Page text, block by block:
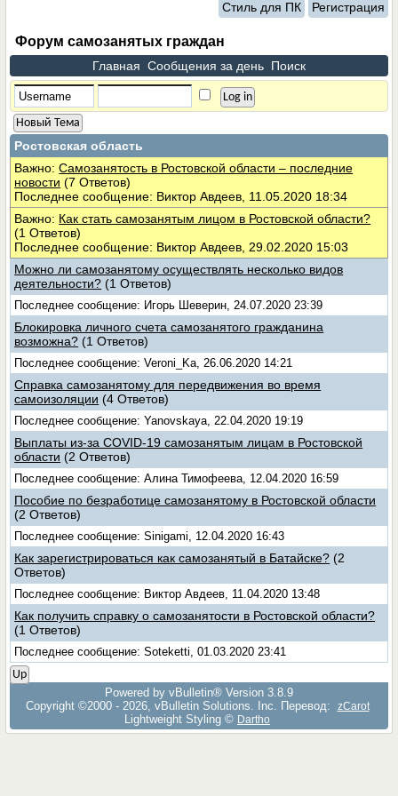
Стиль для ПК Регистрация
Форум самозанятых граждан
Главная Сообщения за день Поиск
Новый Тема
Ростовская область
Важно:Самозанятость в Ростовской области – последние
новости (7 Ответов)
Последнее сообщение: Виктор Авдеев, 11.05.2020 18:34
Важно: Как стать самозанятым лицом в Ростовской области?
(1 Ответов)
Последнее сообщение: Виктор Авдеев, 29.02.2020 15:03
Можно ли самозанятому осуществлять несколько видов
деятельности? (1 Ответов)
Последнее сообщение: Игорь Шеверин, 24.07.2020 23:39
Блокировка личного счета самозанятого гражданина
возможна? (1 Ответов)
Последнее сообщение: Veroni_Ka, 26.06.2020 14:21
Справка самозанятому для передвижения во время
самоизоляции (4 Ответов)
Последнее сообщение: Yanovskaya, 22.04.2020 19:19
Выплаты из-за COVID-19 самозанятым лицам в Ростовской
области (2 Ответов)
Последнее сообщение: Алина Тимофеева, 12.04.2020 16:59
Пособие по безработице самозанятому в Ростовской области
(2 Ответов)
Последнее сообщение: Sinigami, 12.04.2020 16:43
Как зарегистрироваться как самозанятый в Батайске? (2
Ответов)
Последнее сообщение: Виктор Авдеев, 11.04.2020 13:48
Как получить справку о самозанятости в Ростовской области?
(1 Ответов)
Последнее сообщение: Soteketti, 01.03.2020 23:41
Up
Powered by vBulletin® Version 3.8.9
Copyright ©2000 - 2026, vBulletin Solutions, Inc. Перевод:
zCarot
Lightweight Styling © Dartho